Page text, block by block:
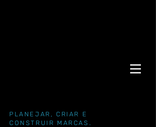
PLANEJAR, CRIAR E
CONSTRUIR MARCAS.